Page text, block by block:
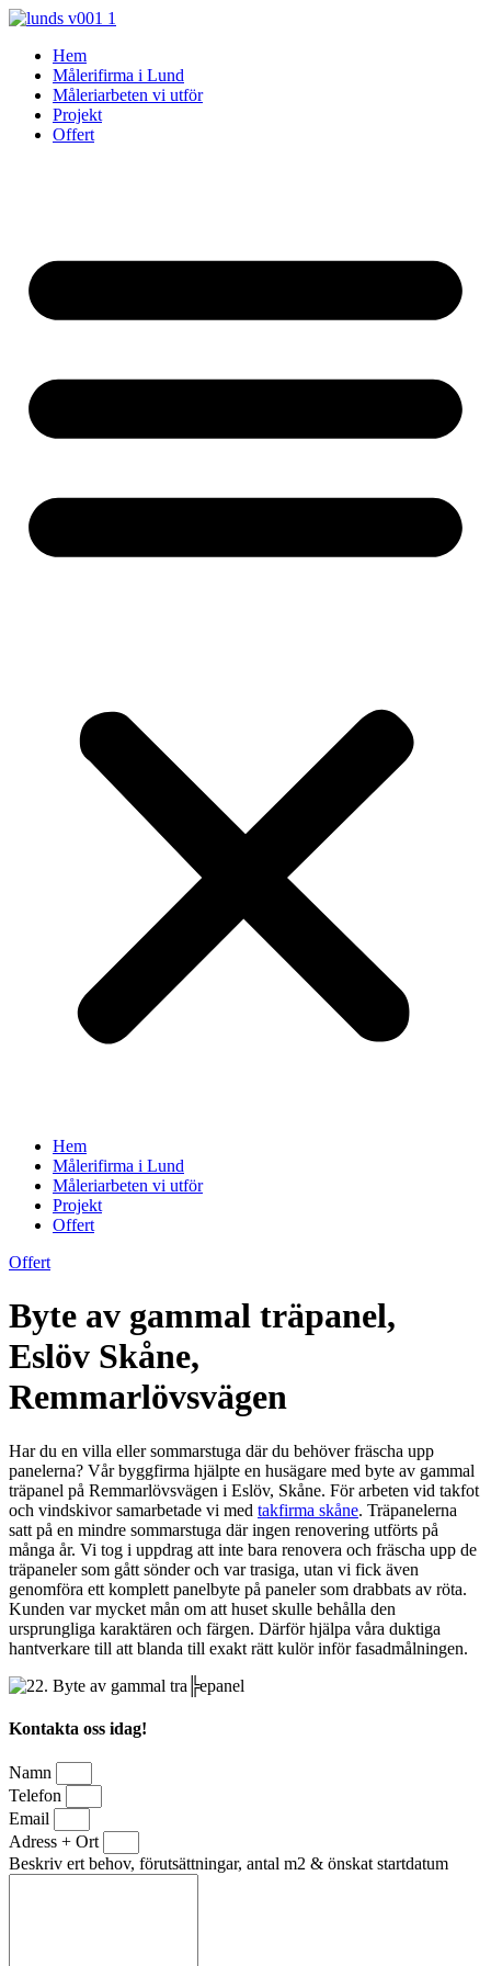
Skip
contentHem
Målerifirma i Lund
Måleriarbeten vi utför
Projekt
Offert
Hem
Målerifirma i Lund
Måleriarbeten vi utför
Projekt
Offert
Offert
Byte av gammal träpanel,
Eslöv Skåne,
Remmarlövsvägen
Har du en villa eller sommarstuga där du behöver fräscha upp
panelerna? Vår byggfirma hjälpte en husägare med byte av gammal
träpanel på Remmarlövsvägen i Eslöv, Skåne. För arbeten vid takfot
och vindskivor samarbetade vi med takfirma skåne. Träpanelerna
satt på en mindre sommarstuga där ingen renovering utförts på
många år. Vi tog i uppdrag att inte bara renovera och fräscha upp de
träpaneler som gått sönder och var trasiga, utan vi fick även
genomföra ett komplett panelbyte på paneler som drabbats av röta.
Kunden var mycket mån om att huset skulle behålla den
ursprungliga karaktären och färgen. Därför hjälpa våra duktiga
hantverkare till att blanda till exakt rätt kulör inför fasadmålningen.
Kontakta oss idag!
Namn
Telefon
Email
Adress + Ort
Beskriv ert behov, förutsättningar, antal m2 & önskat startdatum